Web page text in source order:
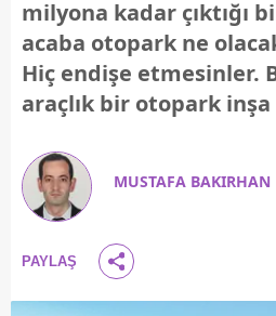
milyona kadar çıktığı
acaba otopark ne
Hiç endişe etmesinler.
araçlık bir otopark
MUSTAFA BAKIRHAN
PAYLAŞ